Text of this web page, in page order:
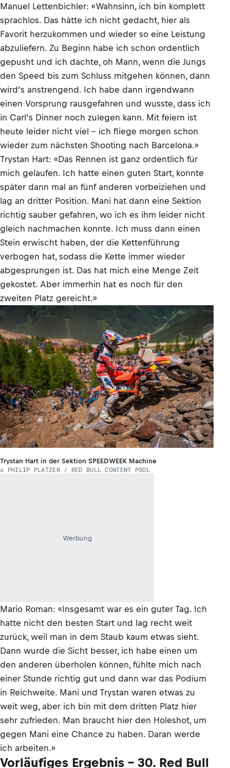
Manuel Lettenbichler: «Wahnsinn, ich bin komplett
sprachlos. Das hätte ich nicht gedacht, hier als
Favorit herzukommen und wieder so eine Leistung
abzuliefern. Zu Beginn habe ich schon ordentlich
gepusht und ich dachte, oh Mann, wenn die Jungs
den Speed bis zum Schluss mitgehen können, dann
wird’s anstrengend. Ich habe dann irgendwann
einen Vorsprung rausgefahren und wusste, dass ich
in Carl’s Dinner noch zulegen kann. Mit feiern ist
heute leider nicht viel – ich fliege morgen schon
wieder zum nächsten Shooting nach Barcelona.»
Trystan Hart: «Das Rennen ist ganz ordentlich für
mich gelaufen. Ich hatte einen guten Start, konnte
später dann mal an fünf anderen vorbeiziehen und
lag an dritter Position. Mani hat dann eine Sektion
richtig sauber gefahren, wo ich es ihm leider nicht
gleich nachmachen konnte. Ich muss dann einen
Stein erwischt haben, der die Kettenführung
verbogen hat, sodass die Kette immer wieder
abgesprungen ist. Das hat mich eine Menge Zeit
gekostet. Aber immerhin hat es noch für den
zweiten Platz gereicht.»
Trystan Hart in der Sektion SPEEDWEEK Machine
© PHILIP PLATZER / RED BULL CONTENT POOL
Werbung
Mario Roman: «Insgesamt war es ein guter Tag. Ich
hatte nicht den besten Start und lag recht weit
zurück, weil man in dem Staub kaum etwas sieht.
Dann wurde die Sicht besser, ich habe einen um
den anderen überholen können, fühlte mich nach
einer Stunde richtig gut und dann war das Podium
in Reichweite. Mani und Trystan waren etwas zu
weit weg, aber ich bin mit dem dritten Platz hier
sehr zufrieden. Man braucht hier den Holeshot, um
gegen Mani eine Chance zu haben. Daran werde
ich arbeiten.»
Vorläufiges Ergebnis – 30. Red Bull